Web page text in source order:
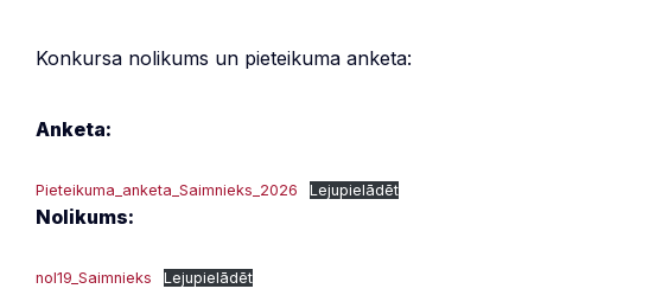
Konkursa nolikums un pieteikuma anketa:
Anketa:
Pieteikuma_anketa_Saimnieks_2026 Lejupielādēt
Nolikums:
nol19_Saimnieks Lejupielādēt